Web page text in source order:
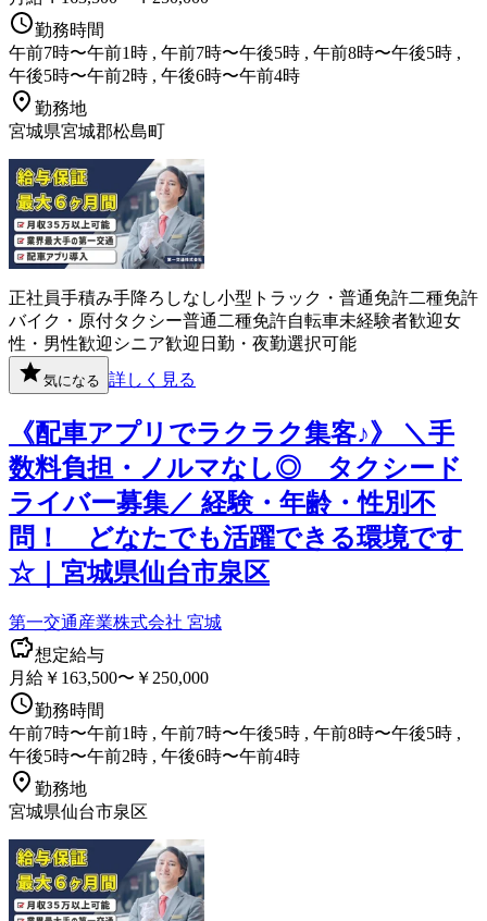
勤務時間
午前7時〜午前1時 , 午前7時〜午後5時 , 午前8時〜午後5時 ,
午後5時〜午前2時 , 午後6時〜午前4時
勤務地
宮城県宮城郡松島町
正社員手積み手降ろしなし小型トラック・普通免許二種免許
バイク・原付タクシー普通二種免許自転車未経験者歓迎女
性・男性歓迎 シニア歓迎 日勤・夜勤選択可能
気になる 詳しく見る
《配車アプリでラクラク集客♪》 ＼手
数料負担・ノルマなし◎ タクシード
ライバー募集／ 経験・年齢・性別不
問！ どなたでも活躍できる環境です
☆｜宮城県仙台市泉区
第一交通産業株式会社 宮城
想定給与
月給￥163,500〜￥250,000
勤務時間
午前7時〜午前1時 , 午前7時〜午後5時 , 午前8時〜午後5時 ,
午後5時〜午前2時 , 午後6時〜午前4時
勤務地
宮城県仙台市泉区